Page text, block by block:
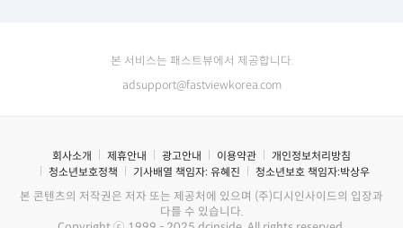
본 서비스는 패스트뷰에서 제공합니다.
adsupport@fastviewkorea.com
회사소개 제휴안내 광고안내 이용약관
개인정보처리방침
청소년보호정책
기사배열 책임자: 유혜진 청소년보호 책임자:박상우
본 콘텐츠의 저작권은 저자 또는 제공처에 있으며 (주)디시인사이드의 입장과
다를 수 있습니다.